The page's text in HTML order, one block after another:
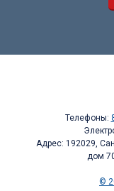
Телефоны:
Адрес: 192029,
дом
©